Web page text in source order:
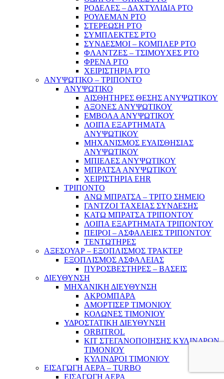
ΡΟΔΕΛΕΣ – ΔΑΧΤΥΛΙΔΙΑ PTO
ΡΟΥΛΕΜΑΝ PTO
ΣΤΕΡΕΩΣΗ PTO
ΣΥΜΠΛΕΚΤΕΣ PTO
ΣΥΝΔΕΣΜΟΙ – ΚΟΜΠΛΕΡ PTO
ΦΛΑΝΤΖΕΣ – ΤΣΙΜΟΥΧΕΣ PTO
ΦΡΕΝΑ PTO
ΧΕΙΡΙΣΤΗΡΙΑ PTO
ΑΝΥΨΩΤΙΚΟ – ΤΡΙΠΟΝΤΟ
ΑΝΥΨΩΤΙΚΟ
ΑΙΣΘΗΤΗΡΕΣ ΘΕΣΗΣ ΑΝΥΨΩΤΙΚΟΥ
ΑΞΟΝΕΣ ΑΝΥΨΩΤΙΚΟΥ
ΕΜΒΟΛΑ ΑΝΥΨΩΤΙΚΟΥ
ΛΟΙΠΑ ΕΞΑΡΤΗΜΑΤΑ
ΑΝΥΨΩΤΙΚΟΥ
ΜΗΧΑΝΙΣΜΟΣ ΕΥΑΙΣΘΗΣΙΑΣ
ΑΝΥΨΩΤΙΚΟΥ
ΜΠΙΕΛΕΣ ΑΝΥΨΩΤΙΚΟΥ
ΜΠΡΑΤΣΑ ΑΝΥΨΩΤΙΚΟΥ
ΧΕΙΡΙΣΤΗΡΙΑ EHR
ΤΡΙΠΟΝΤΟ
ΑΝΩ ΜΠΡΑΤΣΑ – ΤΡΙΤΟ ΣΗΜΕΙΟ
ΓΑΝΤΖΟΙ ΤΑΧΕΙΑΣ ΣΥΝΔΕΣΗΣ
ΚΑΤΩ ΜΠΡΑΤΣΑ ΤΡΙΠΟΝΤΟΥ
ΛΟΙΠΑ ΕΞΑΡΤΗΜΑΤΑ ΤΡΙΠΟΝΤΟΥ
ΠΕΙΡΟΙ – ΑΣΦΑΛΕΙΕΣ ΤΡΙΠΟΝΤΟΥ
ΤΕΝΤΩΤΗΡΕΣ
ΑΞΕΣΟΥΑΡ – ΕΞΟΠΛΙΣΜΟΣ ΤΡΑΚΤΕΡ
ΕΞΟΠΛΙΣΜΟΣ ΑΣΦΑΛΕΙΑΣ
ΠΥΡΟΣΒΕΣΤΗΡΕΣ – ΒΑΣΕΙΣ
ΔΙΕΥΘΥΝΣΗ
ΜΗΧΑΝΙΚΗ ΔΙΕΥΘΥΝΣΗ
ΑΚΡΟΜΠΑΡΑ
ΑΜΟΡΤΙΣΕΡ ΤΙΜΟΝΙΟΥ
ΚΟΛΩΝΕΣ ΤΙΜΟΝΙΟΥ
ΥΔΡΟΣΤΑΤΙΚΗ ΔΙΕΥΘΥΝΣΗ
ORBITROL
ΚΙΤ ΣΤΕΓΑΝΟΠΟΙΗΣΗΣ ΚΥΛΙΝΔΡΩΝ
ΤΙΜΟΝΙΟΥ
ΚΥΛΙΝΔΡΟΙ ΤΙΜΟΝΙΟΥ
ΕΙΣΑΓΩΓΗ ΑΕΡΑ – TURBO
ΕΙΣΑΓΩΓΗ ΑΕΡΑ